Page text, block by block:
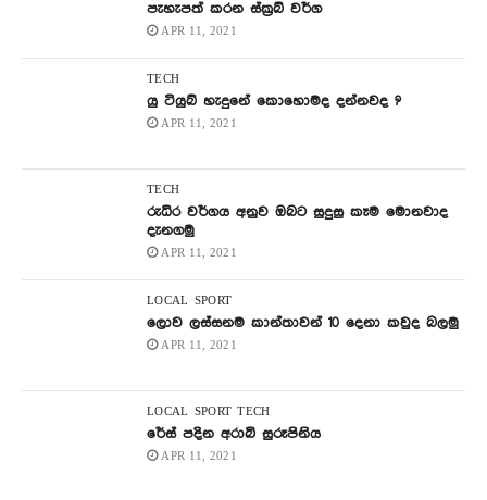
පැහැපත් කරන ස්ක්‍රබ් වර්ග
APR 11, 2021
TECH
යු ටියුබ් හැදුනේ කොහොමද දන්නවද ?
APR 11, 2021
TECH
රුධිර වර්ගය අනුව ඔබට සුදුසු කෑම මොනවාද
දැනගමු
APR 11, 2021
LOCAL SPORT
ලොව ලස්සනම කාන්තාවන් 10 දෙනා කවුද බලමු
APR 11, 2021
LOCAL SPORT TECH
රේස් පදින අරාබි සුරූපිනිය
APR 11, 2021